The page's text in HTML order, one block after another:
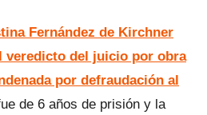
Fernández de Kirchner
veredicto del juicio por obra
por defraudación al
de 6 años de prisión y la